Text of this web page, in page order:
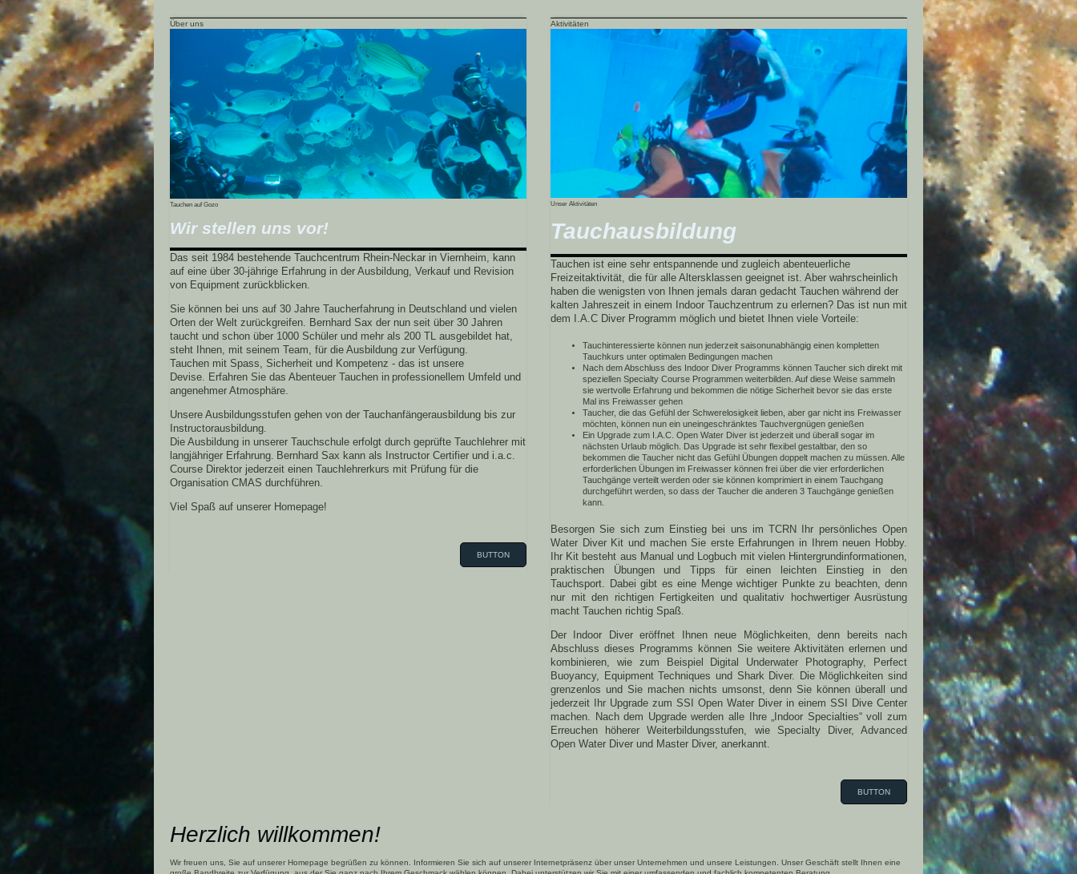
Über uns
Tauchen auf Gozo
Wir stellen uns vor!
Das seit 1984 bestehende Tauchcentrum Rhein-Neckar in Viernheim, kann
auf eine über 30-jährige Erfahrung in der Ausbildung, Verkauf und Revision
von Equipment zurückblicken.
Sie können bei uns auf 30 Jahre Taucherfahrung in Deutschland und vielen
Orten der Welt zurückgreifen. Bernhard Sax der nun seit über 30 Jahren
taucht und schon über 1000 Schüler und mehr als 200 TL ausgebildet hat,
steht Ihnen, mit seinem Team, für die Ausbildung zur Verfügung.
Tauchen mit Spass, Sicherheit und Kompetenz - das ist unsere
Devise. Erfahren Sie das Abenteuer Tauchen in professionellem Umfeld und
angenehmer Atmosphäre.
Unsere Ausbildungsstufen gehen von der Tauchanfängerausbildung bis zur
Instructorausbildung.
Die Ausbildung in unserer Tauchschule erfolgt durch geprüfte Tauchlehrer mit
langjähriger Erfahrung. Bernhard Sax kann als Instructor Certifier und i.a.c.
Course Direktor jederzeit einen Tauchlehrerkurs mit Prüfung für die
Organisation CMAS durchführen.
Viel Spaß auf unserer Homepage!
BUTTON
Aktivitäten
Unser Aktivitäten
Tauchausbildung
Tauchen ist eine sehr entspannende und zugleich abenteuerliche
Freizeitaktivität, die für alle Altersklassen geeignet ist. Aber wahrscheinlich
haben die wenigsten von Ihnen jemals daran gedacht Tauchen während der
kalten Jahreszeit in einem Indoor Tauchzentrum zu erlernen? Das ist nun mit
dem I.A.C Diver Programm möglich und bietet Ihnen viele Vorteile:
Tauchinteressierte können nun jederzeit saisonunabhängig einen kompletten
Tauchkurs unter optimalen Bedingungen machen
Nach dem Abschluss des Indoor Diver Programms können Taucher sich direkt mit
speziellen Specialty Course Programmen weiterbilden. Auf diese Weise sammeln
sie wertvolle Erfahrung und bekommen die nötige Sicherheit bevor sie das erste
Mal ins Freiwasser gehen
Taucher, die das Gefühl der Schwerelosigkeit lieben, aber gar nicht ins Freiwasser
möchten, können nun ein uneingeschränktes Tauchvergnügen genießen
Ein Upgrade zum I.A.C. Open Water Diver ist jederzeit und überall sogar im
nächsten Urlaub möglich. Das Upgrade ist sehr flexibel gestaltbar, den so
bekommen die Taucher nicht das Gefühl Übungen doppelt machen zu müssen. Alle
erforderlichen Übungen im Freiwasser können frei über die vier erforderlichen
Tauchgänge verteilt werden oder sie können komprimiert in einem Tauchgang
durchgeführt werden, so dass der Taucher die anderen 3 Tauchgänge genießen
kann.
Besorgen Sie sich zum Einstieg bei uns im TCRN Ihr persönliches Open
Water Diver Kit und machen Sie erste Erfahrungen in Ihrem neuen Hobby.
Ihr Kit besteht aus Manual und Logbuch mit vielen Hintergrundinformationen,
praktischen Übungen und Tipps für einen leichten Einstieg in den
Tauchsport. Dabei gibt es eine Menge wichtiger Punkte zu beachten, denn
nur mit den richtigen Fertigkeiten und qualitativ hochwertiger Ausrüstung
macht Tauchen richtig Spaß.
Der Indoor Diver eröffnet Ihnen neue Möglichkeiten, denn bereits nach
Abschluss dieses Programms können Sie weitere Aktivitäten erlernen und
kombinieren, wie zum Beispiel Digital Underwater Photography, Perfect
Buoyancy, Equipment Techniques und Shark Diver. Die Möglichkeiten sind
grenzenlos und Sie machen nichts umsonst, denn Sie können überall und
jederzeit Ihr Upgrade zum SSI Open Water Diver in einem SSI Dive Center
machen. Nach dem Upgrade werden alle Ihre „Indoor Specialties“ voll zum
Erreuchen höherer Weiterbildungsstufen, wie Specialty Diver, Advanced
Open Water Diver und Master Diver, anerkannt.
BUTTON
Herzlich willkommen!
Wir freuen uns, Sie auf unserer Homepage begrüßen zu können. Informieren Sie sich auf unserer Internetpräsenz über unser Unternehmen und unsere Leistungen. Unser Geschäft stellt Ihnen eine